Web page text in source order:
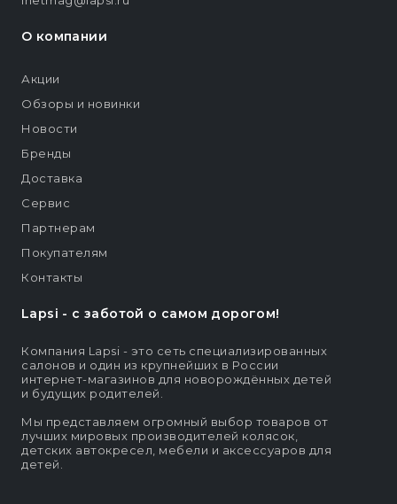
Lapsi - c заботой о самом дорогом!
Компания Lapsi - это сеть специализированных
салонов и один из крупнейших в России
интернет-магазинов для новорождённых детей
и будущих родителей.
Мы представляем огромный выбор товаров от
лучших мировых производителей колясок,
детских автокресел, мебели и аксессуаров для
детей.
О компании
Акции
Обзоры и новинки
Новости
Бренды
Доставка
Сервис
Партнерам
Покупателям
Контакты